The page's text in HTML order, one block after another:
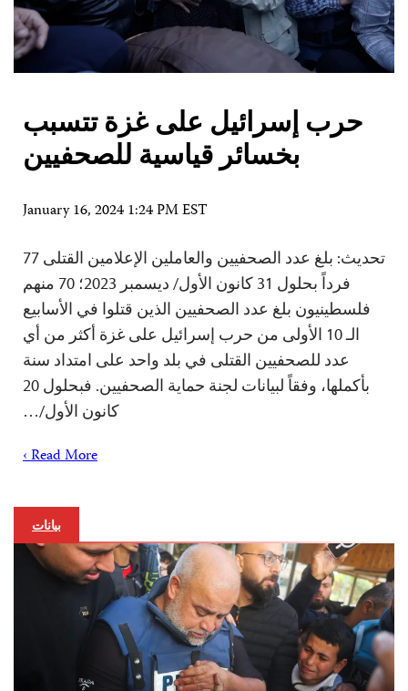
حرب إسرائيل على غزة تتسبب
بخسائر قياسية للصحفيين
January 16, 2024 1:24 PM EST
تحديث: بلغ عدد الصحفيين والعاملين الإعلامين القتلى 77
فرداً بحلول 31 كانون الأول/ ديسمبر 2023؛ 70 منهم
فلسطينيون بلغ عدد الصحفيين الذين قتلوا في الأسابيع
الـ 10 الأولى من حرب إسرائيل على غزة أكثر من أي
عدد للصحفيين القتلى في بلد واحد على امتداد سنة
بأكملها، وفقاً لبيانات لجنة حماية الصحفيين. فبحلول 20
كانون الأول/…
Read More ›
بيانات